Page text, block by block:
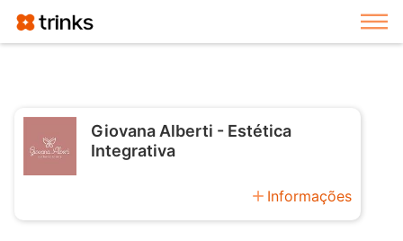
Giovana Alberti - Estética
Integrativa
add Informações